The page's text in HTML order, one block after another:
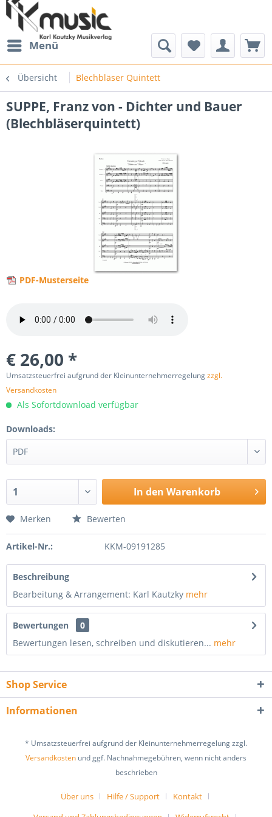
Menü
Übersicht Blechbläser Quintett
SUPPE, Franz von - Dichter und Bauer
(Blechbläserquintett)
PDF-Musterseite
€ 26,00 *
Umsatzsteuerfrei aufgrund der Kleinunternehmerregelungzzgl.
Versandkosten
Als Sofortdownload verfügbar
Downloads:
In den Warenkorb
Merken Bewerten
Artikel-Nr.: KKM-09191285
Beschreibung
Bearbeitung & Arrangement: Karl Kautzky mehr
Bewertungen
0
Bewertungen lesen, schreiben und diskutieren... mehr
Shop Service
Informationen
* Umsatzsteuerfrei aufgrund der Kleinunternehmerregelung zzgl.
Versandkosten und ggf. Nachnahmegebühren, wenn nicht anders
beschrieben
Über uns Hilfe / Support
Kontakt